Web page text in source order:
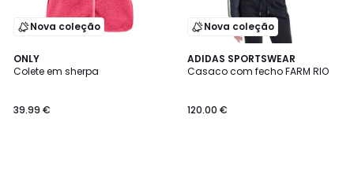
Nova coleção
ONLY
Colete em sherpa
39.99 €
Nova coleção
ADIDAS SPORTSWEAR
Casaco com fecho FARM RIO
120.00 €